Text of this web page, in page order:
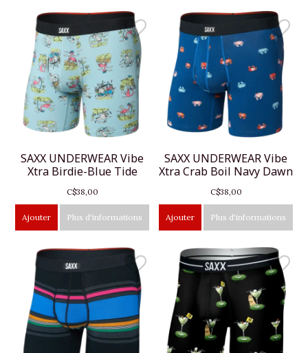
SAXX UNDERWEAR Vibe
Xtra Birdie-Blue Tide
C$38,00
Ajouter Plus d'informations
SAXX UNDERWEAR Vibe
Xtra Crab Boil Navy Dawn
C$38,00
Ajouter Plus d'informations